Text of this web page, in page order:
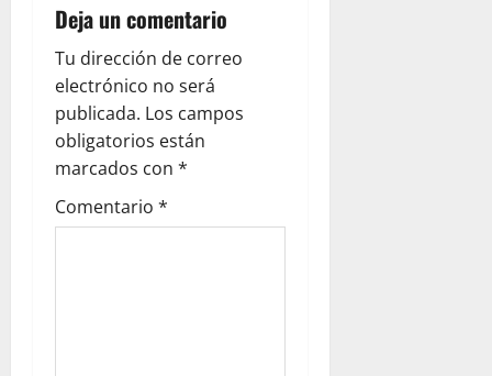
v
i
g
a
t
Deja un comentario
Tu dirección de correo
electrónico no será
publicada. Los campos
obligatorios están
marcados con *
Comentario *